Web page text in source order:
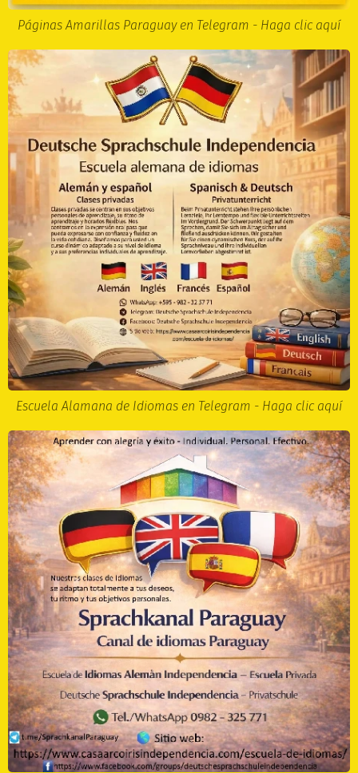
Páginas Amarillas Paraguay en Telegram - Haga clic aquí
Escuela Alamana de Idiomas en Telegram - Haga clic aquí